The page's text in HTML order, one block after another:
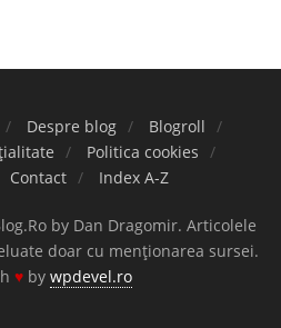
Despre blog
Blogroll
Politica cookies
Contact Index A-Z
by Dan Dragomir. Articolele
doar cu menționarea sursei.
♥ by wpdevel.ro